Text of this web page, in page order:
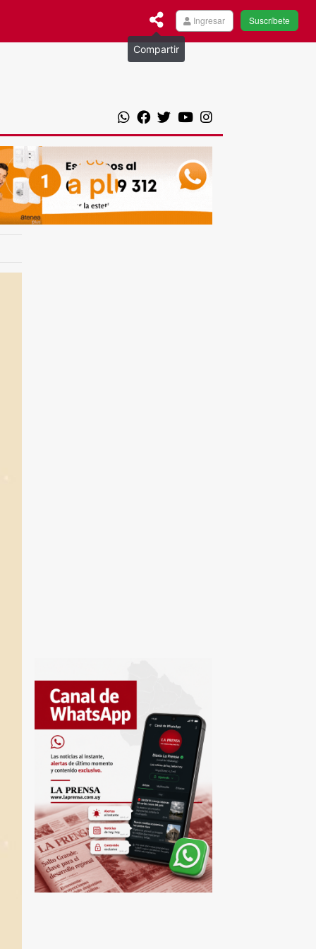
Suscríbete
Ingresar
Compartir